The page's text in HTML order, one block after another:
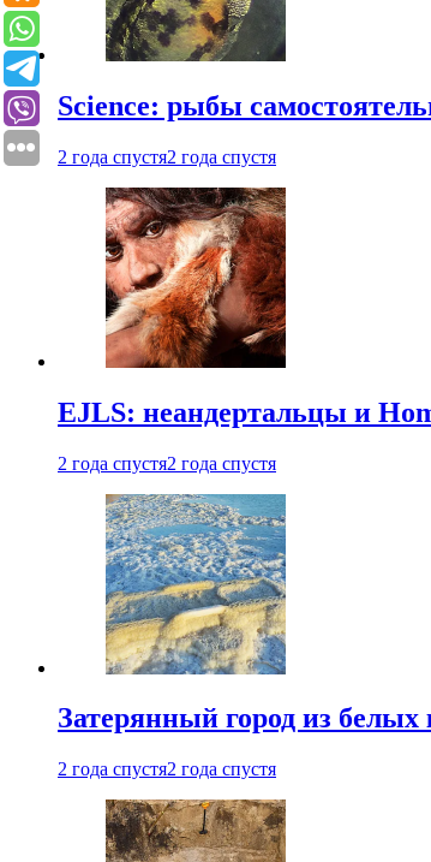
Science: рыбы
2 года спустя2 года спустя
EJLS: неандертальцы и
2 года спустя2 года спустя
Затерянный город из
2 года спустя2 года спустя